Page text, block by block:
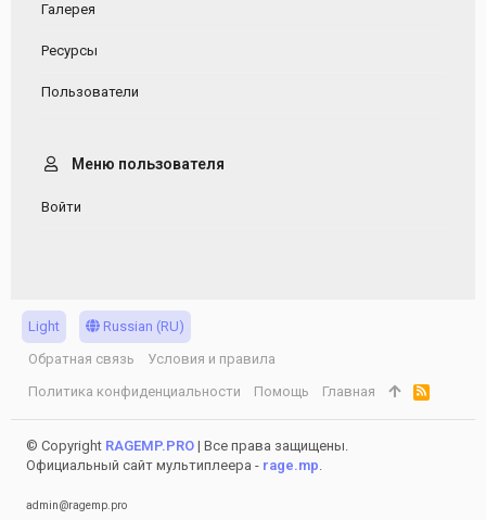
Галерея
Ресурсы
Пользователи
Меню пользователя
Войти
Light
Russian (RU)
Обратная связь
Условия и правила
Политика конфиденциальности
Помощь Главная
R
S
S
© Copyright RAGEMP.PRO | Все права защищены.
Официальный сайт мультиплеера - rage.mp.
admin@ragemp.pro